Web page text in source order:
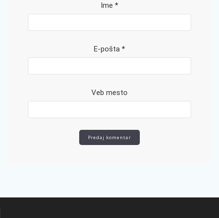
Ime *
E-pošta *
Veb mesto